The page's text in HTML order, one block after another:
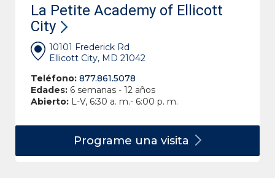
La Petite Academy of Ellicott
City
10101 Frederick Rd
Ellicott City, MD 21042
Teléfono: 877.861.5078
Edades: 6 semanas - 12 años
Abierto: L-V, 6:30 a. m.- 6:00 p. m.
Programe una visita